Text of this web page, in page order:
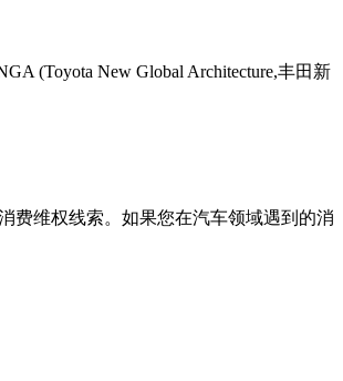
(Toyota New Global Architecture,丰田新
费维权线索。如果您在汽车领域遇到的消